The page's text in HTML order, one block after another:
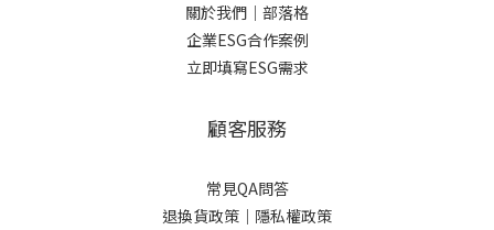
關於我們 ｜ 部落格
企業ESG合作案例
立即填寫ESG需求
顧客服務
常見QA問答
退換貨政策｜ 隱私權政策